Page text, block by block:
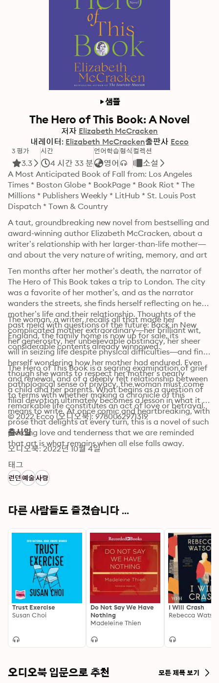
샘플
The Hero of This Book: A Novel
저자 Elizabeth McCracken
내레이터: Elizabeth McCracken출판사 Ecco
3 평가
3.3
시간
4 시간 33 분
언어학습
영어
형식 컬렉션
소설
A Most Anticipated Book of Fall from: Los Angeles
Times * Boston Globe * BookPage * Book Riot * The
Millions * Publishers Weekly * LitHub * St. Louis Post
Dispatch * Town & Country
A taut, groundbreaking new novel from bestselling and
award-winning author Elizabeth McCracken, about a
writer’s relationship with her larger-than-life mother—
and about the very nature of writing, memory, and art
Ten months after her mother’s death, the narrator of
The Hero of This Book takes a trip to London. The city
was a favorite of her mother’s, and as the narrator
wanders the streets, she finds herself reflecting on her
mother’s life and their relationship. Thoughts of the
past meld with questions of the future: Back in New
England, the family home is now up for sale, its
considerable contents already winnowed.
The woman, a writer, recalls all that made her
complicated mother extraordinary—her brilliant wit,
her generosity, her unbelievable obstinacy, her sheer
will in seizing life despite physical difficulties—and finds
herself wondering how her mother had endured. Even
though she wants to respect her mother’s nearly
pathological sense of privacy, the woman must come
to terms with whether making a chronicle of this
remarkable life constitutes an act of love or betrayal.
The Hero of This Book is a searing examination of grief
and renewal, and of a deeply felt relationship between
a child and her parents. What begins as a question of
filial devotion ultimately becomes a lesson in what it
means to write. At once comic and heartbreaking, with
prose that delights at every turn, this is a novel of such
piercing love and tenderness that we are reminded
that art is what remains when all else falls away.
© 2022 Ecco (오디오북): 9780062971319
출시일
오디오북: 2022년 10월 4일
태그
런던예술사랑
다른 사람들도 즐겼습니다 ...
Trust Exercise
Susan Choi
Do Not Say We Have
Nothing
Madeleine Thien
I Will Crash
Rebecca
오디오북 입문으로 추천 모든 제목 보기